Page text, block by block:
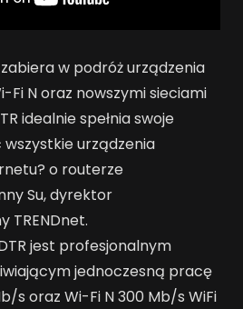
w podróż urządzenia
Fi N oraz nowszymi sieciami
idealnie spełnia swoje
urządzenia
o routerze
Su, dyrektor
TRENDnet.
jest profesjonalnym
jednoczesną pracę
s oraz Wi-Fi N 300 Mb/s WiFi